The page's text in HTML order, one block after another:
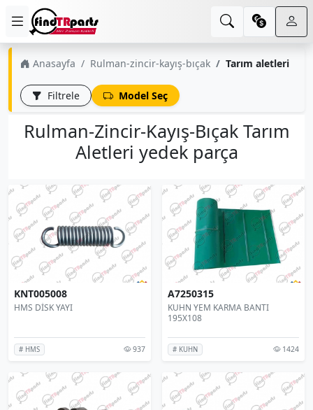
Anasayfa Rulman-zincir-kayış-bıçak Tarım aletleri
Filtrele Model Seç
Rulman-Zincir-Kayış-Bıçak Tarım
Aletleri yedek parça
KNT005008
HMS DİSK YAYI
# HMS 937
A7250315
KUHN YEM KARMA BANTI
195X108
# KUHN 1424